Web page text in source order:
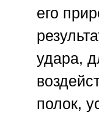
его
удара,
полок,